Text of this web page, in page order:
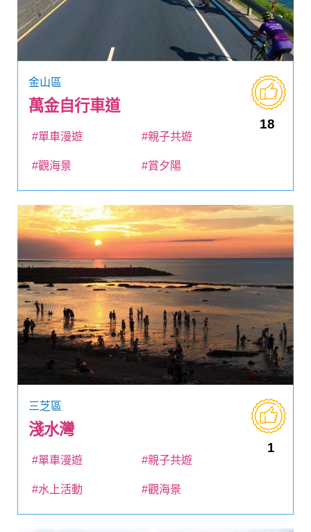
金山區
萬金自行車道
18
#單車漫遊 #親子共遊
#觀海景 #賞夕陽
三芝區
淺水灣
1
#單車漫遊 #親子共遊
#水上活動 #觀海景